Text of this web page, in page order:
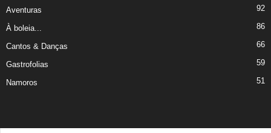
Aventuras 92
À boleia... 86
Cantos & Danças 66
Gastrofolias 59
Namoros 51